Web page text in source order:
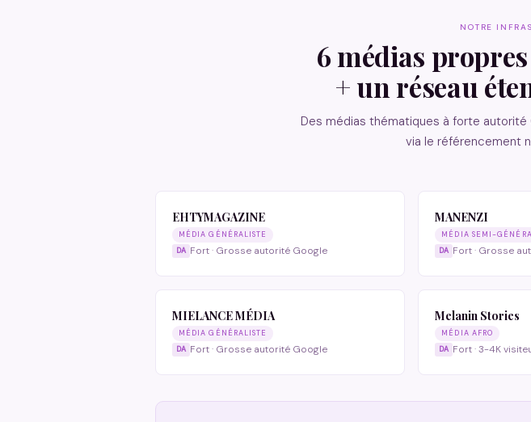
NOTRE
6 médias
+ un réseau
Des médias thématiques à forte
via le référencement
EHTYMAGAZINE
MÉDIA GÉNÉRALISTE
Fort · Grosse autorité Google
MANENZI
MÉDIA SEMI-
Fort · Grosse
MIELANCE MÉDIA
MÉDIA GÉNÉRALISTE
Fort · Grosse autorité Google
Melanin Stories
MÉDIA AFRO
Fort · 3-4K